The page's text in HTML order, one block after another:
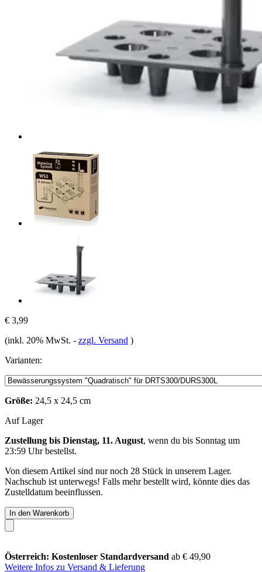
€ 3,99
(inkl. 20% MwSt. - zzgl. Versand )
Varianten:
Größe: 24,5 x 24,5 cm
Auf Lager
Zustellung bis Dienstag, 11. August, wenn du bis Sonntag um
23:59 Uhrbestellst.
Von diesem Artikel sind nur noch 28 Stück in unserem Lager.
Nachschub ist unterwegs! Falls mehr bestellt wird, könnte dies das
Zustelldatum beeinflussen.
In den Warenkorb
Österreich: Kostenloser Standardversand ab € 49,90
Weitere Infos zu Versand & Lieferung